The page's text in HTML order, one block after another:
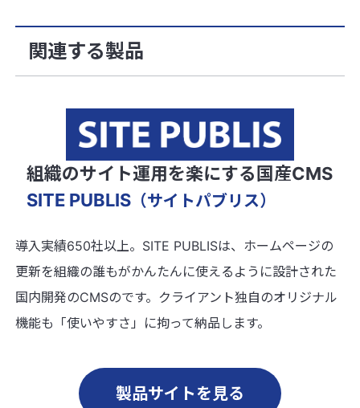
関連する製品
組織のサイト運用を楽にする国産CMS
SITE PUBLIS （サイトパブリス）
導入実績650社以上。SITE PUBLISは、ホームページの
更新を組織の誰もがかんたんに使えるように設計された
国内開発のCMSのです。クライアント独自のオリジナル
機能も「使いやすさ」に拘って納品します。
製品サイトを見る